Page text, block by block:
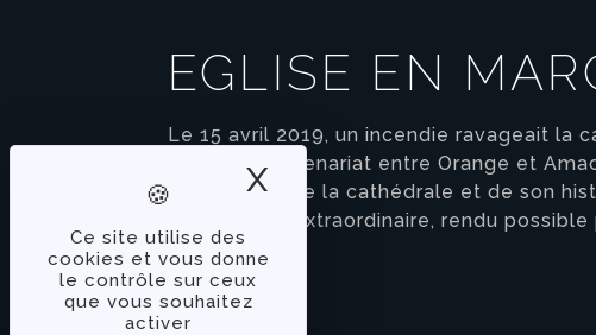
Ce site utilise des
cookies et vous donne
le contrôle sur ceux
que vous souhaitez
activer
X Masquer le
EGLISE EN
Le 15 avril 2019, un incendie ravageait la
cours, un partenariat entre Orange et
découverte de la cathédrale et de son
absolument extraordinaire, rendu